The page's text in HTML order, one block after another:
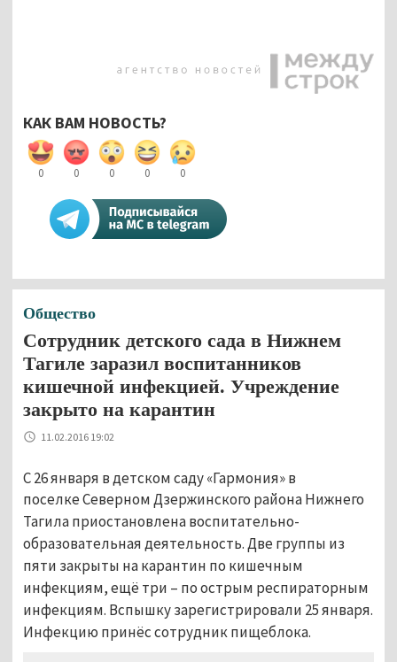
КАК ВАМ НОВОСТЬ?
0 0 0 0 0
Общество
Сотрудник детского сада в Нижнем
Тагиле заразил воспитанников
кишечной инфекцией. Учреждение
закрыто на карантин
11.02.2016 19:02
С 26 января в детском саду «Гармония» в
поселкеСеверномДзержинского района Нижнего
Тагила приостановлена воспитательно-
образовательная деятельность. Две группы из
пяти закрыты на карантин по кишечным
инфекциям, ещё три – по острым респираторным
инфекциям. Вспышку зарегистрировали 25 января.
Инфекцию принёс сотрудник пищеблока.